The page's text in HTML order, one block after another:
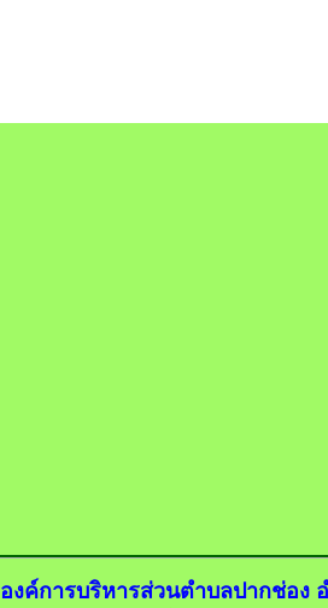
องค์การบริหารส่วนตำบลปากช่อง